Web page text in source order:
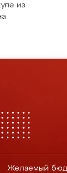
из
Желаемый